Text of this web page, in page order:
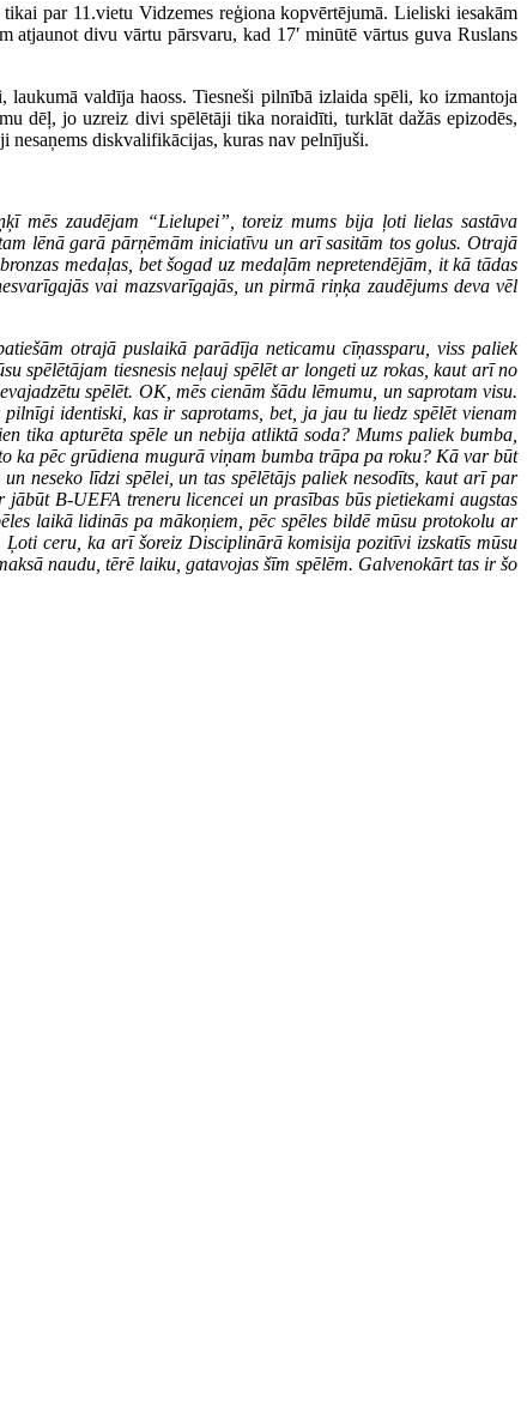
par 11.vietu Vidzemes reģiona kopvērtējumā. Lieliski iesakām
divu vārtu pārsvaru, kad 17′ minūtē vārtus guva Ruslans
valdīja haoss. Tiesneši pilnībā izlaida spēli, ko izmantoja
dēļ, jo uzreiz divi spēlētāji tika noraidīti, turklāt dažās epizodēs,
nesaņems diskvalifikācijas, kuras nav pelnījuši.
mēs zaudējam “Lielupei”, toreiz mums bija ļoti lielas sastāva
lēnā garā pārņēmām iniciatīvu un arī sasitām tos golus. Otrajā
medaļas, bet šogad uz medaļām nepretendējām, it kā tādas
vai mazsvarīgajās, un pirmā riņķa zaudējums deva vēl
otrajā puslaikā parādīja neticamu cīņassparu, viss paliek
spēlētājam tiesnesis neļauj spēlēt ar longeti uz rokas, kaut arī no
spēlēt. OK, mēs cienām šādu lēmumu, un saprotam visu.
identiski, kas ir saprotams, bet, ja jau tu liedz spēlēt vienam
tika apturēta spēle un nebija atliktā soda? Mums paliek bumba,
ka pēc grūdiena mugurā viņam bumba trāpa pa roku? Kā var būt
neseko līdzi spēlei, un tas spēlētājs paliek nesodīts, kaut arī par
B-UEFA treneru licencei un prasības būs pietiekami augstas
laikā lidinās pa mākoņiem, pēc spēles bildē mūsu protokolu ar
ceru, ka arī šoreiz Disciplinārā komisija pozitīvi izskatīs mūsu
naudu, tērē laiku, gatavojas šīm spēlēm. Galvenokārt tas ir šo